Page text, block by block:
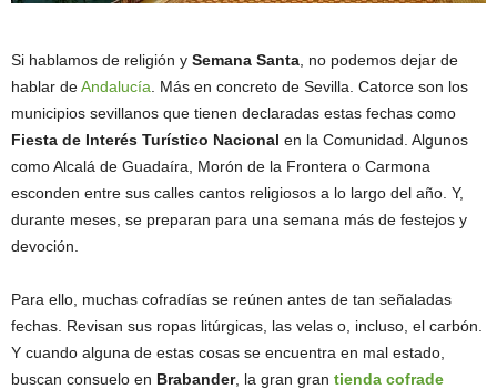
Si hablamos de religión y Semana Santa , no podemos dejar de
hablar deAndalucía . Más en concreto de Sevilla. Catorce son los
municipios sevillanos que tienen declaradas estas fechas como
Fiesta de Interés Turístico Nacional en la Comunidad. Algunos
como Alcalá de Guadaíra, Morón de la Frontera o Carmona
esconden entre sus calles cantos religiosos a lo largo del año. Y,
durante meses, se preparan para una semana más de festejos y
devoción.
Para ello, muchas cofradías se reúnen antes de tan señaladas
fechas. Revisan sus ropas litúrgicas, las velas o, incluso, el carbón.
Y cuando alguna de estas cosas se encuentra en mal estado,
buscan consuelo en Brabander, la gran gran tienda cofrade